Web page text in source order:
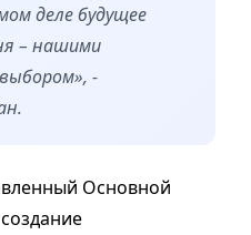
деле будущее
– нашими
-
Основной